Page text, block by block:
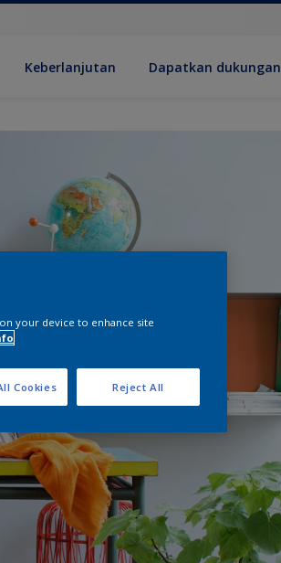
Keberlanjutan Dapatkan dukungan
your device to enhance site
Reject All
Cookies